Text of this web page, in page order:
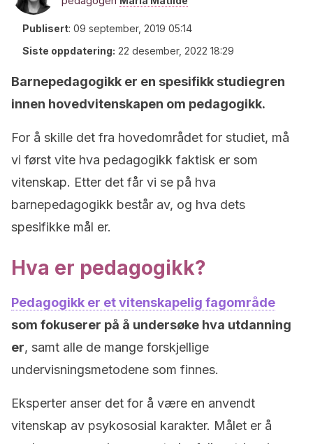
Publisert: 09 september, 2019 05:14
Siste oppdatering: 22 desember, 2022 18:29
Barnepedagogikk er en spesifikk studiegren
innen hovedvitenskapen om pedagogikk.
For å skille det fra hovedområdet for studiet, må
vi først vite hva pedagogikk faktisk er som
vitenskap. Etter det får vi se på hva
barnepedagogikk består av, og hva dets
spesifikke mål er.
Hva er pedagogikk?
Pedagogikk er et vitenskapelig fagområde
som fokuserer på å undersøke hva utdanning
er, samt alle de mange forskjellige
undervisningsmetodene som finnes.
Eksperter anser det for å være en anvendt
vitenskap av psykososial karakter. Målet er å